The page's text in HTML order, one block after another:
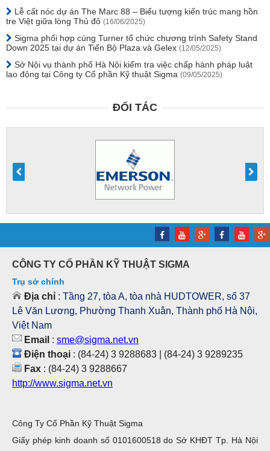
Lễ cất nóc dự án The Marc 88 – Biểu tượng kiến trúc mang hồn
tre Việt giữa lòng Thủ đô (16/06/2025)
Sigma phối hợp cùng Turner tổ chức chương trình Safety Stand
Down 2025 tại dự án Tiến Bộ Plaza và Gelex (12/05/2025)
Sở Nội vụ thành phố Hà Nội kiểm tra việc chấp hành pháp luật
lao động tại Công ty Cổ phần Kỹ thuật Sigma (09/05/2025)
ĐỐI TÁC
CÔNG TY CỔ PHẦN KỸ THUẬT SIGMA
Trụ sở chính
Địa chỉ : Tầng 27, tòa A, tòa nhà HUDTOWER, số 37
Lê Văn Lương, Phường Thanh Xuân, Thành phố Hà Nội,
Việt Nam
Email : sme@sigma.net.vn
Điện thoại : (84-24) 3 9288683 | (84-24) 3 9289235
Fax : (84-24) 3 9288667
http://www.sigma.net.vn
Công Ty Cổ Phần Kỹ Thuật Sigma
Giấy phép kinh doanh số 0101600518 do Sở KHĐT Tp. Hà Nội